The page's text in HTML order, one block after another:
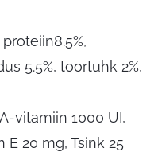
5.5%, toortuhk 2%,
vitamiin 1000 UI,
E 20 mg, Tsink 25